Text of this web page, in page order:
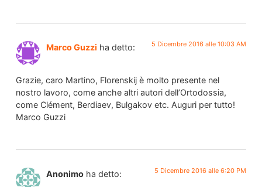
Marco Guzzi ha detto: 5 Dicembre 2016 alle 10:03 AM
Grazie, caro Martino, Florenskij è molto presente nel
nostro lavoro, come anche altri autori dell’Ortodossia,
come Clément, Berdiaev, Bulgakov etc. Auguri per tutto!
Marco Guzzi
Anonimo ha detto: 5 Dicembre 2016 alle 6:20 PM